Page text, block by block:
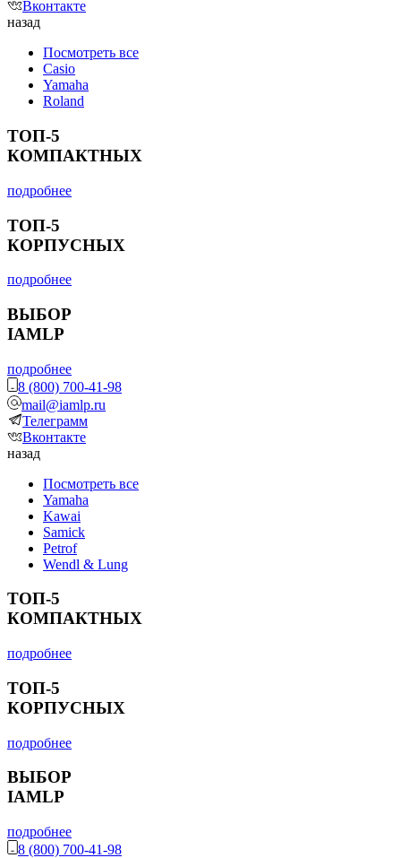
Вконтакте
назад
Посмотреть все
Casio
Yamaha
Roland
ТОП-5
КОМПАКТНЫХ
подробнее
ТОП-5
КОРПУСНЫХ
подробнее
ВЫБОР
IAMLP
подробнее
8 (800) 700-41-98
mail@iamlp.ru
Телеграмм
Вконтакте
назад
Посмотреть все
Yamaha
Kawai
Samick
Petrof
Wendl & Lung
ТОП-5
КОМПАКТНЫХ
подробнее
ТОП-5
КОРПУСНЫХ
подробнее
ВЫБОР
IAMLP
подробнее
8 (800) 700-41-98